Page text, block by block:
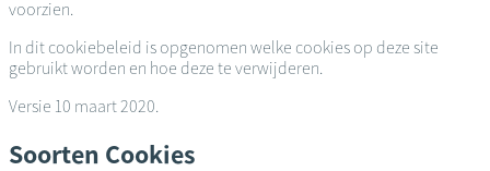
voorzien.
In dit cookiebeleid is opgenomen welke cookies op deze site
gebruikt worden en hoe deze te verwijderen.
Versie 10 maart 2020.
Soorten Cookies